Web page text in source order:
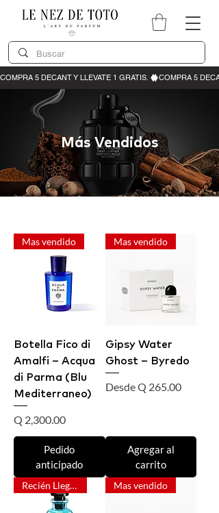
Más Vendidos
Mas vendido
Botella Fico di
Amalfi – Acqua
di Parma (Blu
Mediterraneo)
Precio
Q 2,300.00
Pedido
anticipado
Mas vendido
Gipsy Water
Ghost – Byredo
DesdeQ 265.00
Precio de oferta
Agregar al
carrito
Recién Llegado Mas vendido